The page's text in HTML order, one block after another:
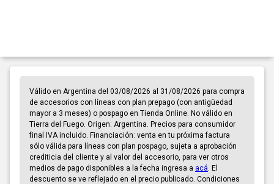
Válido en Argentina del 03/08/2026 al 31/08/2026 para compra
de accesorios con líneas con plan prepago (con antigüedad
mayor a 3 meses) o pospago en Tienda Online. No válido en
Tierra del Fuego. Origen: Argentina. Precios para consumidor
final IVA incluido. Financiación: venta en tu próxima factura
sólo válida para líneas con plan pospago, sujeta a aprobación
crediticia del cliente y al valor del accesorio, para ver otros
medios de pago disponibles a la fecha ingresa a acá . El
descuento se ve reflejado en el precio publicado. Condiciones